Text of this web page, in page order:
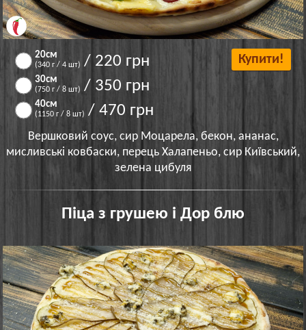
20см
(340 г / 4 шт) / 220 грн
30см
(750 г / 8 шт) / 350 грн
40см
(1150 г / 8 шт) / 470 грн
Купити!
Вершковий соус, сир Моцарела, бекон, ананас,
мисливські ковбаски, перець Халапеньо, сир Київський,
зелена цибуля
Піца з грушею і Дор блю